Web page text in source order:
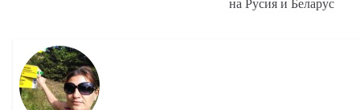
на Русия и Беларус